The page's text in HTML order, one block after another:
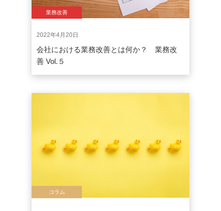
業務改善
2022年4月20日
会社における業務改善とは何か？ 業務改
善 Vol.５
コラム